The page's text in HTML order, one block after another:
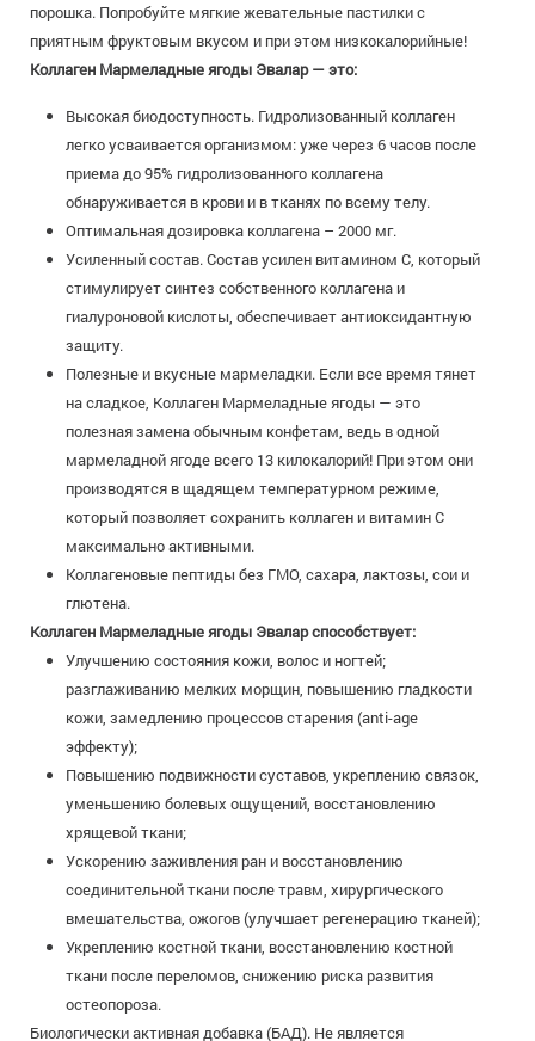
порошка. Попробуйте мягкие жевательные пастилки с
приятным фруктовым вкусом и при этом низкокалорийные!
Коллаген Мармеладные ягоды Эвалар — это:
Высокая биодоступность. Гидролизованный коллаген
легко усваивается организмом: уже через 6 часов после
приема до 95% гидролизованного коллагена
обнаруживается в крови и в тканях по всему телу.
Оптимальная дозировка коллагена – 2000 мг.
Усиленный состав. Состав усилен витамином С, который
стимулирует синтез собственного коллагена и
гиалуроновой кислоты, обеспечивает антиоксидантную
защиту.
Полезные и вкусные мармеладки. Если все время тянет
на сладкое, Коллаген Мармеладные ягоды — это
полезная замена обычным конфетам, ведь в одной
мармеладной ягоде всего 13 килокалорий! При этом они
производятся в щадящем температурном режиме,
который позволяет сохранить коллаген и витамин С
максимально активными.
Коллагеновые пептиды без ГМО, сахара, лактозы, сои и
глютена.
Коллаген Мармеладные ягоды Эвалар способствует:
Улучшению состояния кожи, волос и ногтей;
разглаживанию мелких морщин, повышению гладкости
кожи, замедлению процессов старения (anti-age
эффекту);
Повышению подвижности суставов, укреплению связок,
уменьшению болевых ощущений, восстановлению
хрящевой ткани;
Ускорению заживления ран и восстановлению
соединительной ткани после травм, хирургического
вмешательства, ожогов (улучшает регенерацию тканей);
Укреплению костной ткани, восстановлению костной
ткани после переломов, снижению риска развития
остеопороза.
Биологически активная добавка (БАД). Не является